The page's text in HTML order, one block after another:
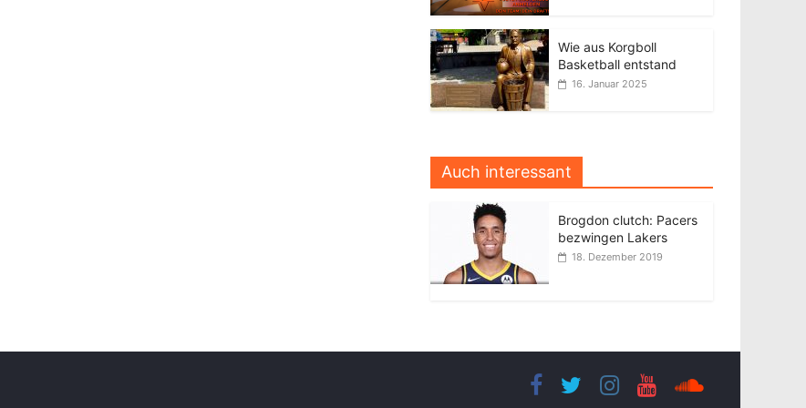
Wie aus Korgboll
Basketball entstand
16. Januar 2025
Auch interessant
Brogdon clutch: Pacers
bezwingen Lakers
18. Dezember 2019